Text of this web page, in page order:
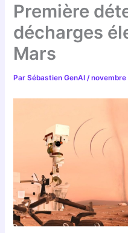
Première
décharges
Mars
ParSébastien GenAI/